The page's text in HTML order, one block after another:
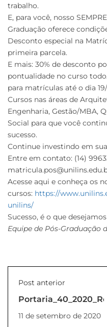
trabalho.
E, para você, nosso
Graduação oferece
Desconto especial na
primeira parcela.
E mais: 30% de desconto
pontualidade no curso
para matrículas até o dia
Cursos nas áreas de
Engenharia, Gestão/MBA,
Social para que você
sucesso.
Continue investindo em
Entre em contato: (14)
Acesse aqui e conheça os
cursos: https://
unilins/
Sucesso, é o que
Equipe de Pós-Graduação
Post anterior
11 de setembro de 2020